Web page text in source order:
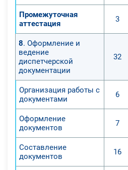
Промежуточная
аттестация
3
8. Оформление и
ведение
диспетчерской
документации
32
Организация работы с
документами
6
Оформление
документов
7
Составление
документов
16